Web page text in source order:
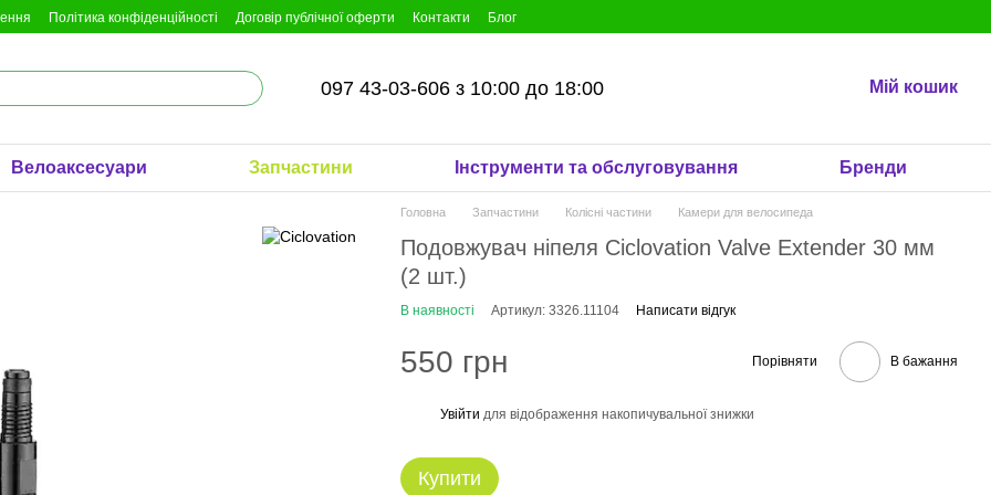
Політика конфіденційності Договір публічної оферти Контакти Блог
097 43-03-606 з 10:00 до 18:00 Мій кошик
Велоаксесуари Запчастини Інструменти та обслуговування Бренди
Головна Запчастини Колісні частини Камери для велосипеда
Подовжувач ніпеля Ciclovation Valve Extender 30 мм
(2 шт.)
В наявності Артикул: 3326.11104 Написати відгук
550 грн Порівняти В бажання
Увійти для відображення накопичувальної знижки
Купити